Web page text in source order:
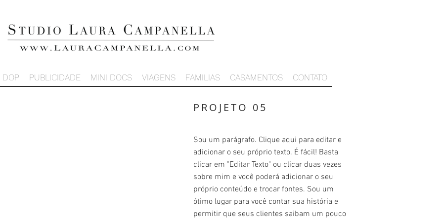
DOP PUBLICIDADE MINI DOCS VIAGENS FAMILIAS CASAMENTOS CONTATO
PROJETO 05
Sou um parágrafo. Clique aqui para editar e
adicionar o seu próprio texto. É fácil! Basta
clicar em "Editar Texto" ou clicar duas vezes
sobre mim e você poderá adicionar o seu
próprio conteúdo e trocar fontes. Sou um
ótimo lugar para você contar sua história e
permitir que seus clientes saibam um pouco